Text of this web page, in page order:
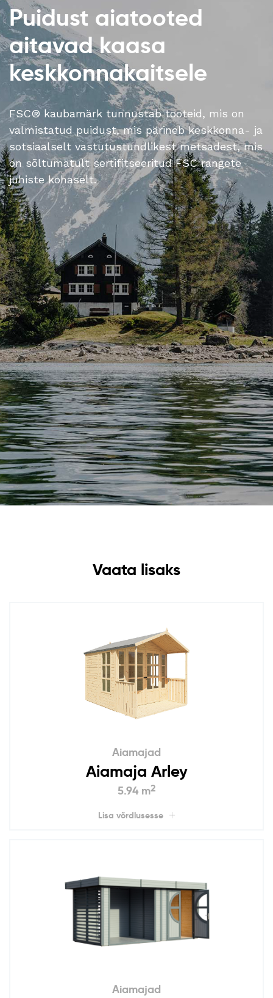
Puidust aiatooted
aitavad kaasa
keskkonnakaitsele
FSC® kaubamärk tunnustab tooteid, mis on
valmistatud puidust, mis pärineb keskkonna- ja
sotsiaalselt vastutustundlikest metsadest, mis
on sõltumatult sertifitseeritud FSC rangete
juhiste kohaselt.
Vaata lisaks
Aiamajad
Aiamaja Arley
5.94 m2
Lisa võrdlusesse
Aiamajad